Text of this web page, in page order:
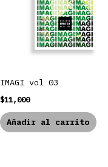
IMAGI vol 03
$11,000
Añadir al carrito